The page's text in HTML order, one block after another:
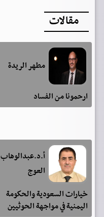
مقالات
مطهر الريدة
ارحمونا من الفساد
أ.د.عبدالوهاب
العوج
خيارات السعودية والحكومة
اليمنية في مواجهة الحوثيين